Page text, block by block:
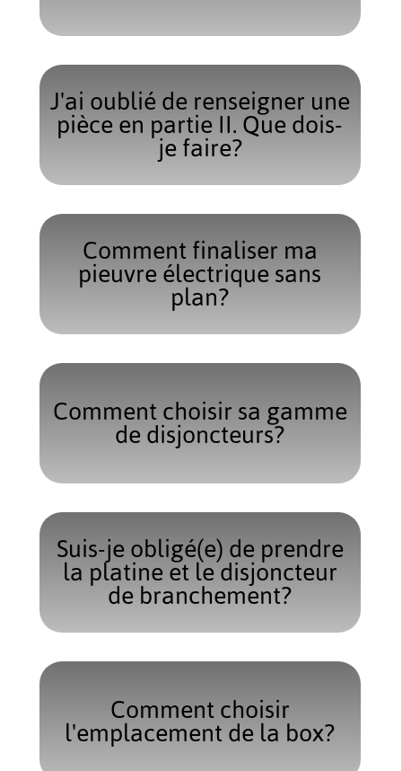
J'ai oublié de renseigner une
pièce en partie II. Que dois-
je faire?
Comment finaliser ma
pieuvre électrique sans
plan?
Comment choisir sa gamme
de disjoncteurs?
Suis-je obligé(e) de prendre
la platine et le disjoncteur
de branchement?
Comment choisir
l'emplacement de la box?